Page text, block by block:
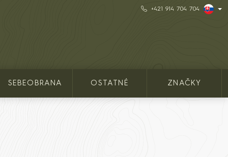
+421 914 704 704
SEBEOBRANA OSTATNÉ ZNAČKY